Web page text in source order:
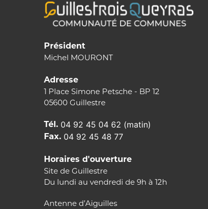
Président
Michel MOURONT
Adresse
1 Place Simone Petsche - BP 12
05600 Guillestre
Tél. 04 92 45 04 62 (matin)
Fax. 04 92 45 48 77
Horaires d'ouverture
Site de Guillestre
Du lundi au vendredi de 9h à 12h
Antenne d’Aiguilles